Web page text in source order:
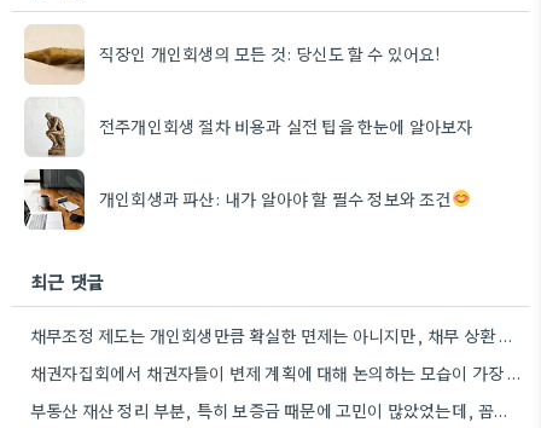
직장인 개인회생의 모든 것: 당신도 할 수 있어요!
전주개인회생 절차 비용과 실전 팁을 한눈에 알아보자
개인회생과 파산: 내가 알아야 할 필수 정보와 조건
최근 댓글
채무조정 제도는 개인회생만큼 확실한 면제는 아니지만, 채무 상환 부담을 줄이는 데 도움이 될 수 있겠네요.…
채권자집회에서 채권자들이 변제 계획에 대해 논의하는 모습이 가장 인상적이었습니다. 실제로 채권자들의 의견이 변제 계획에 영향을…
부동산 재산 정리 부분, 특히 보증금 때문에 고민이 많았었는데, 꼼꼼하게 준비하면 해결할 수 있는 문제들이…